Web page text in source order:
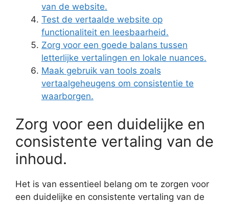
van de website.
Test de vertaalde website op
functionaliteit en leesbaarheid.
Zorg voor een goede balans tussen
letterlijke vertalingen en lokale nuances.
Maak gebruik van tools zoals
vertaalgeheugens om consistentie te
waarborgen.
Zorg voor een duidelijke en
consistente vertaling van de
inhoud.
Het is van essentieel belang om te zorgen voor
een duidelijke en consistente vertaling van de